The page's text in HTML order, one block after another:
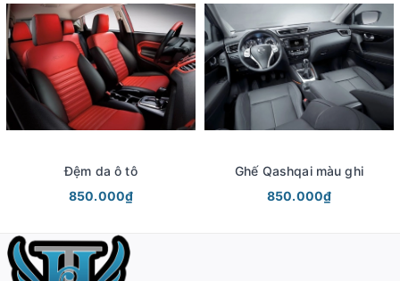
Đệm da ô tô
850.000₫
Ghế Qashqai màu ghi
850.000₫